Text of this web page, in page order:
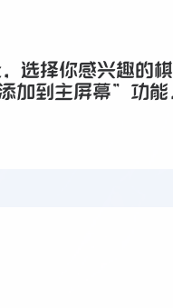
选择你感兴趣的
加到主屏幕”功